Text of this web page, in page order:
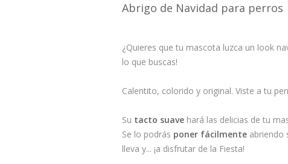
Abrigo de Navidad para perros
¿Quieres que tu mascota luzca un look
lo que buscas!
Calentito, colorido y original. Viste a tu
Su tacto suave hará las delicias de tu
Se lo podrás poner fácilmente abriendo
lleva y... ¡a disfrutar de la Fiesta!